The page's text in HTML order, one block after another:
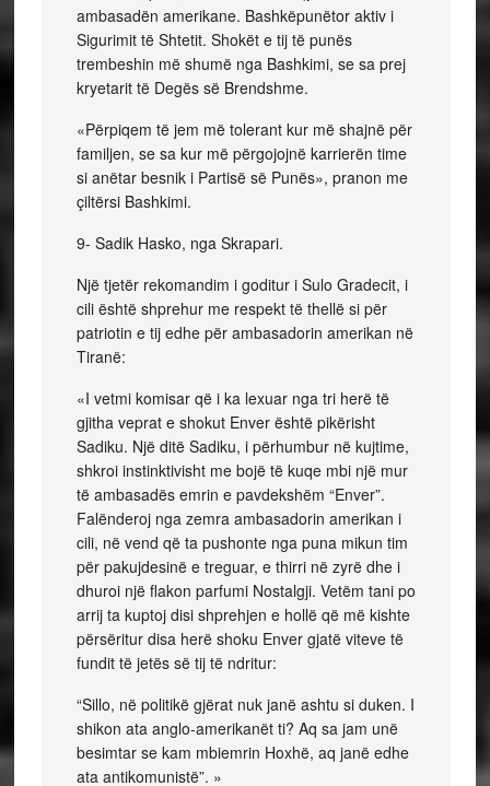
ambasadën amerikane. Bashkëpunëtor aktiv i
Sigurimit të Shtetit. Shokët e tij të punës
trembeshin më shumë nga Bashkimi, se sa prej
kryetarit të Degës së Brendshme.
«Përpiqem të jem më tolerant kur më shajnë për
familjen, se sa kur më përgojojnë karrierën time
si anëtar besnik i Partisë së Punës», pranon me
çiltërsi Bashkimi.
9- Sadik Hasko, nga Skrapari.
Një tjetër rekomandim i goditur i Sulo Gradecit, i
cili është shprehur me respekt të thellë si për
patriotin e tij edhe për ambasadorin amerikan në
Tiranë:
«I vetmi komisar që i ka lexuar nga tri herë të
gjitha veprat e shokut Enver është pikërisht
Sadiku. Një ditë Sadiku, i përhumbur në kujtime,
shkroi instinktivisht me bojë të kuqe mbi një mur
të ambasadës emrin e pavdekshëm “Enver”.
Falënderoj nga zemra ambasadorin amerikan i
cili, në vend që ta pushonte nga puna mikun tim
për pakujdesinë e treguar, e thirri në zyrë dhe i
dhuroi një flakon parfumi Nostalgji. Vetëm tani po
arrij ta kuptoj disi shprehjen e hollë që më kishte
përsëritur disa herë shoku Enver gjatë viteve të
fundit të jetës së tij të ndritur:
“Sillo, në politikë gjërat nuk janë ashtu si duken. I
shikon ata anglo‑amerikanët ti? Aq sa jam unë
besimtar se kam mbiemrin Hoxhë, aq janë edhe
ata antikomunistë”. »